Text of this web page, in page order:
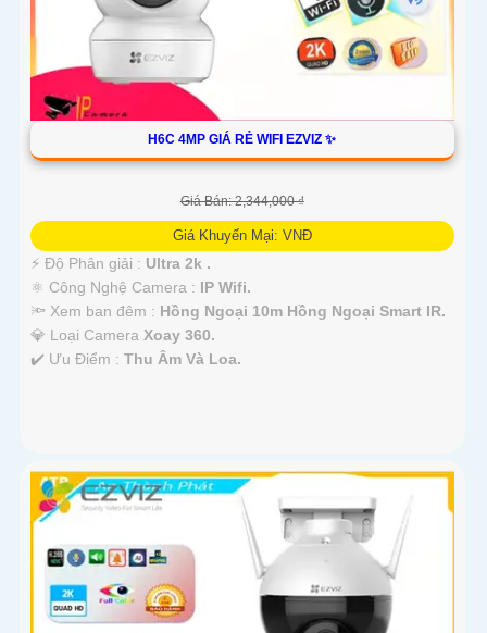
H6C 4MP GIÁ RẺ WIFI EZVIZ ✨
Giá Bán: 2,344,000 ₫
Giá Khuyến Mại: VNĐ
️⚡ Độ Phân giải : Ultra 2k .
⚛️ Công Nghệ Camera : IP Wifi.
🔦 Xem ban đêm : Hồng Ngoại 10m Hồng Ngoại Smart IR.
💎 Loại Camera Xoay 360.
️✔️ Ưu Điểm : Thu Âm Và Loa.